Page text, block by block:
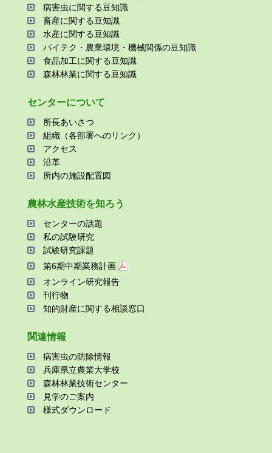
病害⾍に関する⾖知識
畜産に関する⾖知識
⽔産に関する⾖知識
バイテク・農業環境・機械関係の⾖知識
⾷品加⼯に関する⾖知識
森林林業に関する⾖知識
センターについて
所⻑あいさつ
組織（各部署へのリンク）
アクセス
沿⾰
所内の施設配置図
農林⽔産技術を知ろう
センターの話題
私の試験研究
試験研究課題
第6期中期業務計画
オンライン研究報告
刊⾏物
知的財産に関する相談窓⼝
関連情報
病害⾍の防除情報
兵庫県⽴農業⼤学校
森林林業技術センター
⾒学のご案内
様式ダウンロード